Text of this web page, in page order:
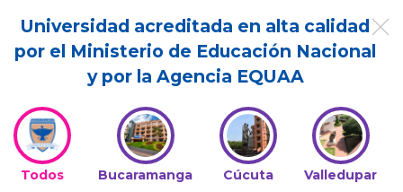
Universidad acreditada en alta calidad
por el Ministerio de Educación Nacional
y por la Agencia EQUAA
Todos Bucaramanga Cúcuta Valledupar